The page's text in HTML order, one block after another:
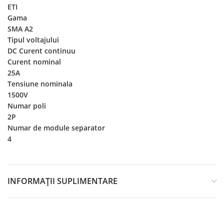
ETI
Gama
SMA A2
Tipul voltajului
DC Curent continuu
Curent nominal
25A
Tensiune nominala
1500V
Numar poli
2P
Numar de module separator
4
INFORMAȚII SUPLIMENTARE